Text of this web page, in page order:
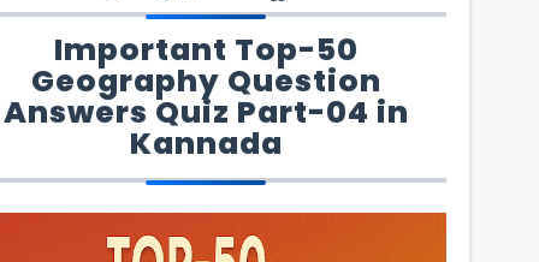
Important Top-50
Geography Question
Answers Quiz Part-04 in
Kannada